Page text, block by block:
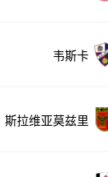
韦斯卡
斯拉维亚莫兹里